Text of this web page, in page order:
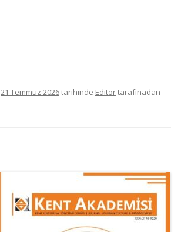
21 Temmuz 2026tarihinde Editortarafınadan